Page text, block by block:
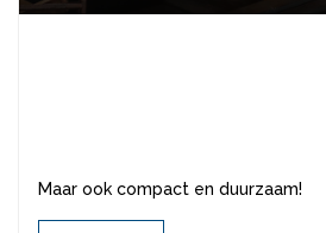
Maar ook compact en duurzaam!